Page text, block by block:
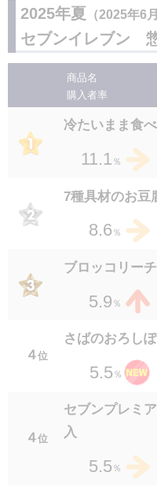
１４ 位
セブンプレミ
のバターチキ
2.8
１４ 位
セブンプレミ
2.8 ％
１６ 位
セブンプレミ
ポン酢で食べ
香味ニラだれ
１８ 位
セブンプレミ
2.5 ％
2025年夏 （2025年6
セブンイレブン
商品名
購入者率
冷たいまま食
11.1 ％
7種具材のお豆
8.6 ％
ブロッコリー
5.9 ％
４ 位
さばのおろし
5.5 ％
４ 位
セブンプレミ
入
5.5 ％